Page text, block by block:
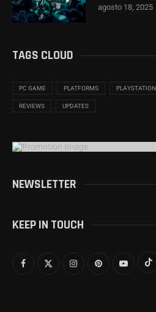
agosto 18, 2025
TAGS CLOUD
PC GAME PLATFORMS PLAYSTATION
REVIEWS UPDATES
NEWSLETTER
KEEP IN TOUCH